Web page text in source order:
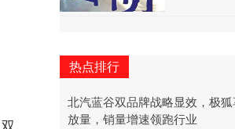
热点排行
北汽蓝谷双品牌战略显效，极
放量，销量增速领跑行业